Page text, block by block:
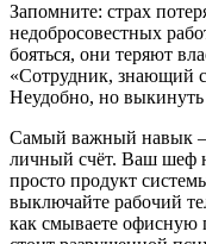
Запомните: страх
недобросовестных
бояться, они теряют
«Сотрудник, знающий
Неудобно, но выкинуть
Самый важный навык
личный счёт. Ваш шеф
просто продукт
выключайте рабочий
как смываете офисную